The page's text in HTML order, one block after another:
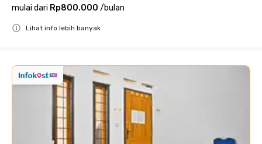
mulai dari Rp800.000 /bulan
Lihat info lebih banyak